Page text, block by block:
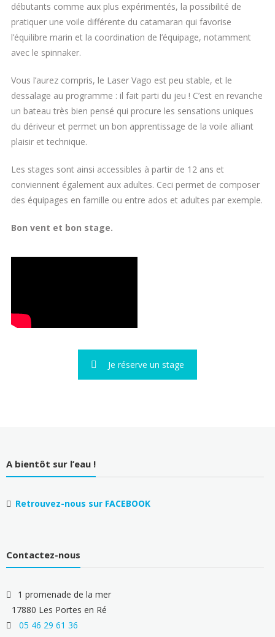
débutants comme aux plus expérimentés, la possibilité de
pratiquer une voile différente du catamaran qui favorise
l’équilibre marin et la coordination de l’équipage, notamment
avec le spinnaker.
Vous l’aurez compris, le Laser Vago est peu stable, et le
dessalage au programme : il fait parti du jeu ! C’est en revanche
un bateau très bien pensé qui procure les sensations uniques
du dériveur et permet un bon apprentissage de la voile alliant
plaisir et technique.
Les stages sont ainsi accessibles à partir de 12 ans et
conviennent également aux adultes. Ceci permet de composer
des équipages en famille ou entre ados et adultes par exemple.
Bon vent et bon stage.
Je réserve un stage
A bientôt sur l’eau !
Retrouvez-nous sur FACEBOOK
Contactez-nous
1 promenade de la mer
17880 Les Portes en Ré
05 46 29 61 36